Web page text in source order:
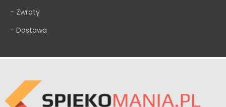
- Zwroty
- Dostawa